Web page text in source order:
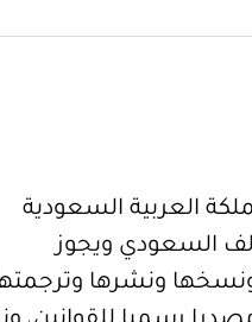
العربية السعودية
السعودي ويجوز
ونشرها